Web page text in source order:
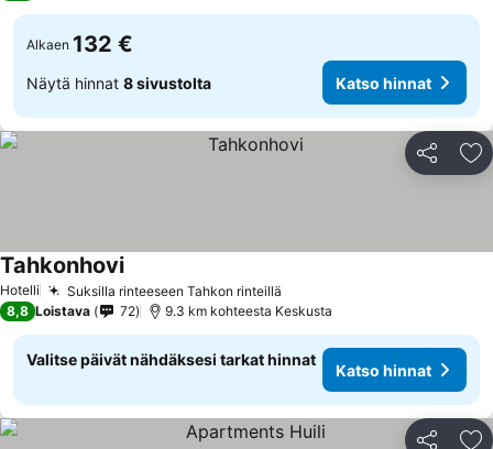
Alkaen 132 €
Näytä hinnat 8 sivustolta Katso hinnat
Jaa
Hotelli Suksilla rinteeseen Tahkon rinteillä
TahkonhoviKatso hinnat
8,8 Loistava 72 9.3 km kohteesta Keskusta
Valitse päivät nähdäksesi tarkat hinnat
Katso hinnat